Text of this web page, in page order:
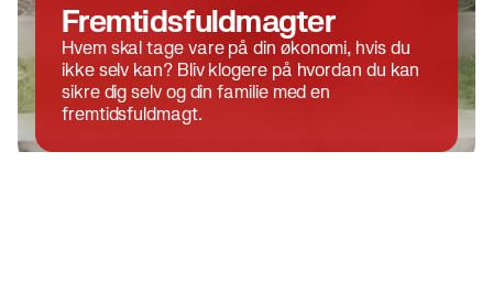
Fremtidsfuldmagter
Hvem skal tage vare på din økonomi, hvis du
ikke selv kan? Bliv klogere på hvordan du kan
sikre dig selv og din familie med en
fremtidsfuldmagt.